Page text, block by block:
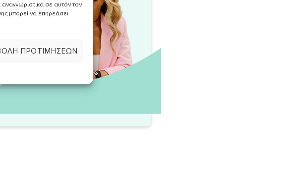
σε αυτόν τον
μπορεί να επηρεάσει
ΠΡΟΤΙΜΉΣΕΩΝ